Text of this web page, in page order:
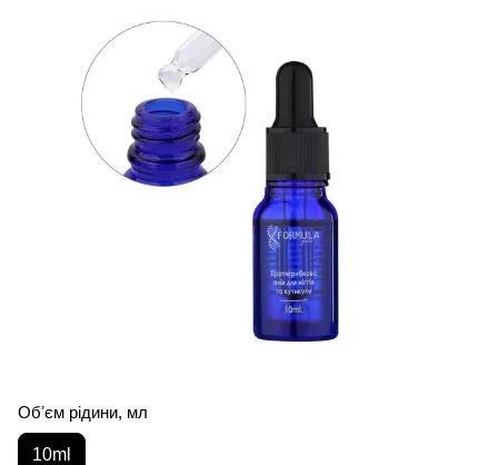
Обʼєм рідини, мл
10ml